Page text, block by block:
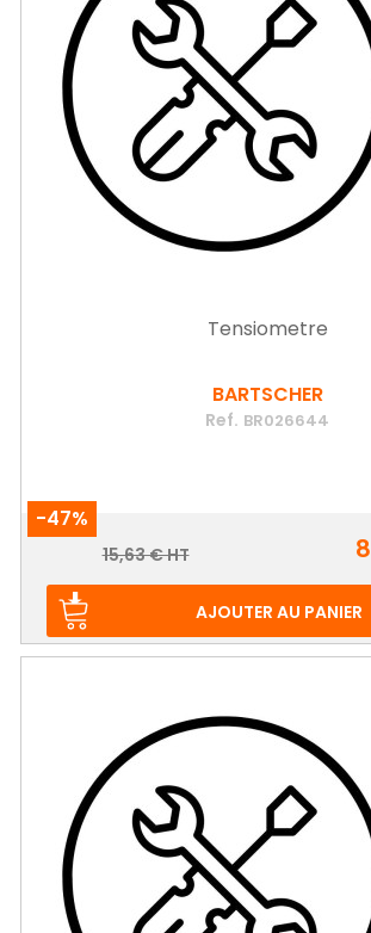
Tensiometre
BARTSCHER
Ref. BR026644
-47%
Prix
Prix
15,63 € HT 8
AJOUTER AU PANIER